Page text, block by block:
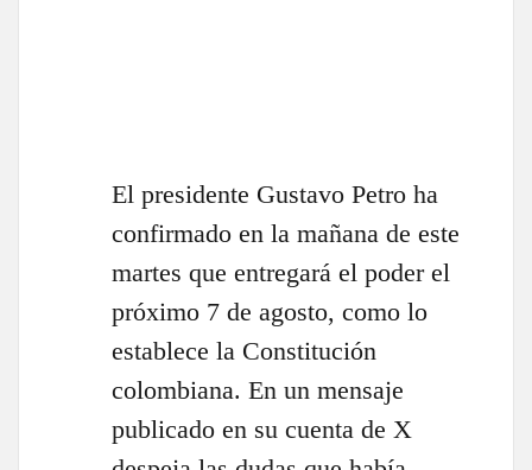
El presidente Gustavo Petro ha
confirmado en la mañana de este
martes que entregará el poder el
próximo 7 de agosto, como lo
establece la Constitución
colombiana. En un mensaje
publicado en su cuenta de X